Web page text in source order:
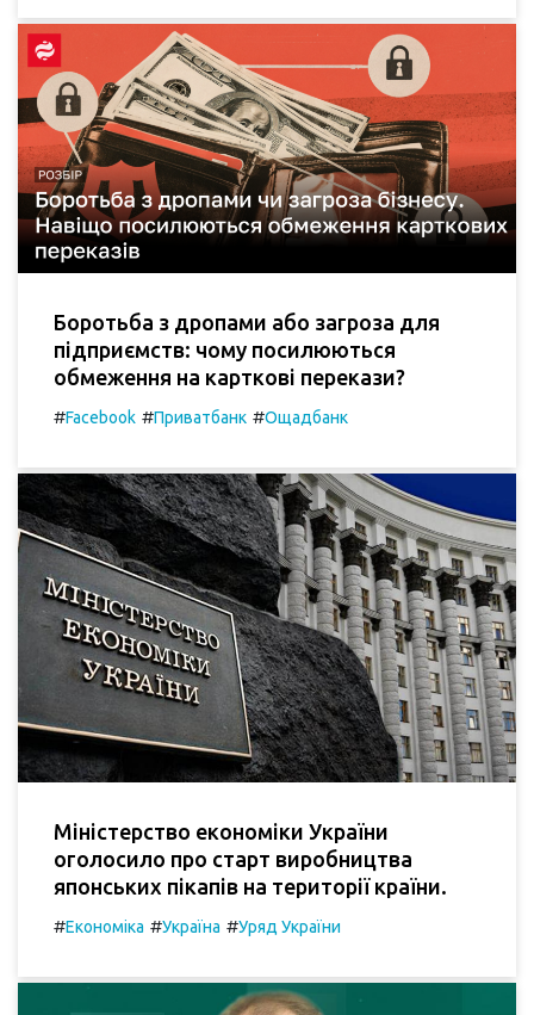
Боротьба з дропами або загроза для
підприємств: чому посилюються
обмеження на карткові перекази?
#Facebook #Приватбанк #Ощадбанк
Міністерство економіки України
оголосило про старт виробництва
японських пікапів на території країни.
#Економіка #Україна #Уряд України